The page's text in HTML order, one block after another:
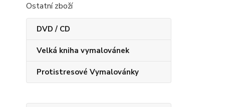
Ostatní zboží
DVD / CD
Velká kniha vymalovánek
Protistresové Vymalovánky